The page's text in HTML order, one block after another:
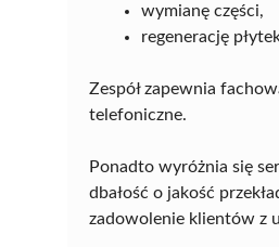
wymianę części,
regenerację
Zespół zapewnia
telefoniczne.
Ponadto wyróżnia się
dbałość o jakość
zadowolenie klientów z